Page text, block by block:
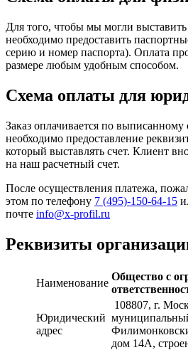
Для того, чтобы мы могли
необходимо предоставить
серию и номер паспорта). Оплата
размере любым удобным способом.
Схема оплаты для
Заказ оплачивается по выписанному
необходимо предоставление
который выставлять счет. Клиент
на наш расчетный счет.
После осуществления платежа,
этом по телефону 7 (495)-150-64-15
почте info@x-profil.ru
Реквизиты
Наименование
Общество с
Юридический
адрес
108807, г.
дом 14А,